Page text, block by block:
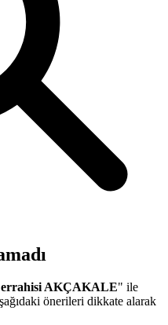
AKÇAKALE" ile
önerileri dikkate alarak